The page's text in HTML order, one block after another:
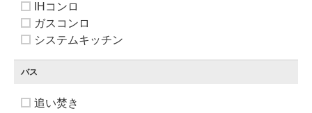
IHコンロ
ガスコンロ
システムキッチン
バス
追い焚き